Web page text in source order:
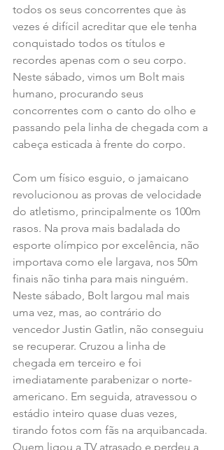
todos os seus concorrentes que às
vezes é difícil acreditar que ele tenha
conquistado todos os títulos e
recordes apenas com o seu corpo.
Neste sábado, vimos um Bolt mais
humano, procurando seus
concorrentes com o canto do olho e
passando pela linha de chegada com a
cabeça esticada à frente do corpo.
Com um físico esguio, o jamaicano
revolucionou as provas de velocidade
do atletismo, principalmente os 100m
rasos. Na prova mais badalada do
esporte olímpico por excelência, não
importava como ele largava, nos 50m
finais não tinha para mais ninguém.
Neste sábado, Bolt largou mal mais
uma vez, mas, ao contrário do
vencedor Justin Gatlin, não conseguiu
se recuperar. Cruzou a linha de
chegada em terceiro e foi
imediatamente parabenizar o norte-
americano. Em seguida, atravessou o
estádio inteiro quase duas vezes,
tirando fotos com fãs na arquibancada.
Quem ligou a TV atrasado e perdeu a